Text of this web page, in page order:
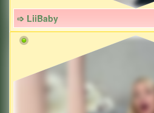
➩ LiiBaby